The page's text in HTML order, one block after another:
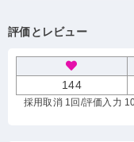
評価とレビュー
144
採用取消 1回 /評価入力